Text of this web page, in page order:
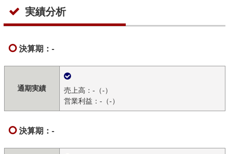
実績分析
決算期：-
通期実績
売上高：-（-）
営業利益：-（-）
決算期：-